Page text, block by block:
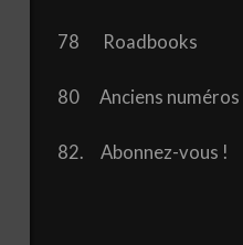
78 Roadbooks
80 Anciens numéros
82. Abonnez-vous !